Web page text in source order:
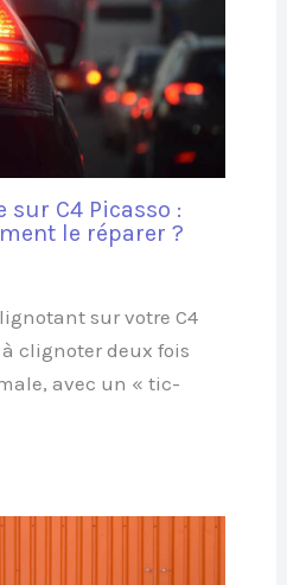
C4 Picasso :
le réparer ?
sur votre C4
clignoter deux fois
avec un « tic-